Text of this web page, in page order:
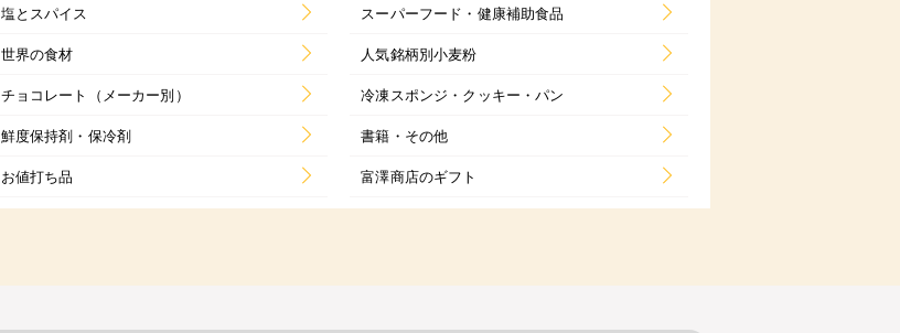
塩とスパイス
スーパーフード・健康補助食品
世界の食材
人気銘柄別小麦粉
チョコレート（メーカー別）
冷凍スポンジ・クッキー・パン
鮮度保持剤・保冷剤
書籍・その他
お値打ち品 富澤商店のギフト